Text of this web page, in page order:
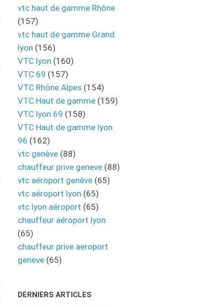
vtc haut de gamme Rhône
(157)
vtc haut de gamme Grand
lyon (156)
VTC lyon (160)
VTC 69 (157)
VTC Rhône Alpes (154)
VTC Haut de gamme(159)
VTC lyon 69 (158)
VTC Haut de gamme lyon
96 (162)
vtc genève(88)
chauffeur prive geneve(88)
vtc aéroport genève(65)
vtc aéroport lyon (65)
vtc lyon aéroport (65)
chauffeur aéroport lyon
(65)
chauffeur prive aeroport
geneve(65)
DERNIERS ARTICLES